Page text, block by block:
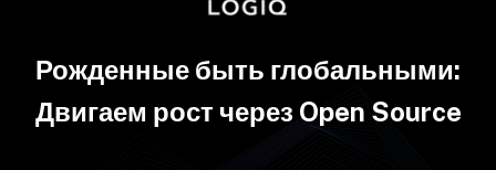
Рожденные быть глобальными:
Двигаем рост через Open Source